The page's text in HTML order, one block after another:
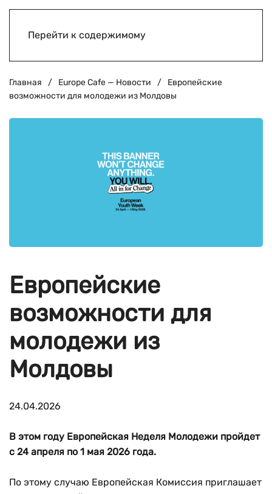
Перейти к содержимому
Главная Europe Cafe — Новости
Европейские
возможности для молодежи из Молдовы
Европейские
возможности для
молодежи из
Молдовы
24.04.2026
В этом году Европейская Неделя Молодежи пройдет
с 24 апреля по 1 мая 2026 года.
По этому случаю Европейская Комиссия приглашает